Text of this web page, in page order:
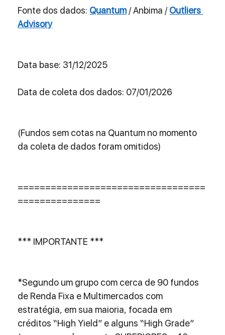
Fonte dos dados: Quantum / Anbima / Outliers
Advisory
Data base: 31/12/2025
Data de coleta dos dados: 07/01/2026
(Fundos sem cotas na Quantum no momento
da coleta de dados foram omitidos)
==================================
===============
*** IMPORTANTE ***
*Segundo um grupo com cerca de 90 fundos
de Renda Fixa e Multimercados com
estratégia, em sua maioria, focada em
créditos “High Yield” e alguns “High Grade”